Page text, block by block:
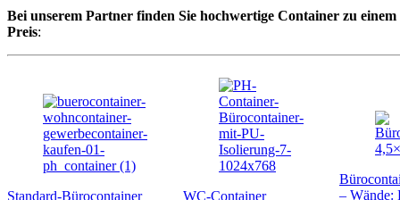
Bei unserem Partner finden Sie hochwertige Container zu einem
Preis:
Standard-Bürocontainer
WC-Container
– Wände: